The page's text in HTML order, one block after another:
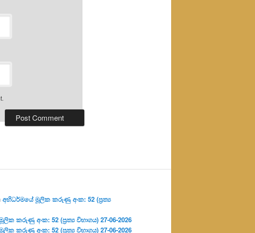
අභිධර්මයේ මූලික කරුණු අංක: 52 (ප්‍ර‍ත්‍ය
කරුණු අංක: 52 (ප්‍ර‍ත්‍ය විභාගය) 27-06-2026
කරුණු අංක: 52 (ප්‍ර‍ත්‍ය විභාගය) 27-06-2026